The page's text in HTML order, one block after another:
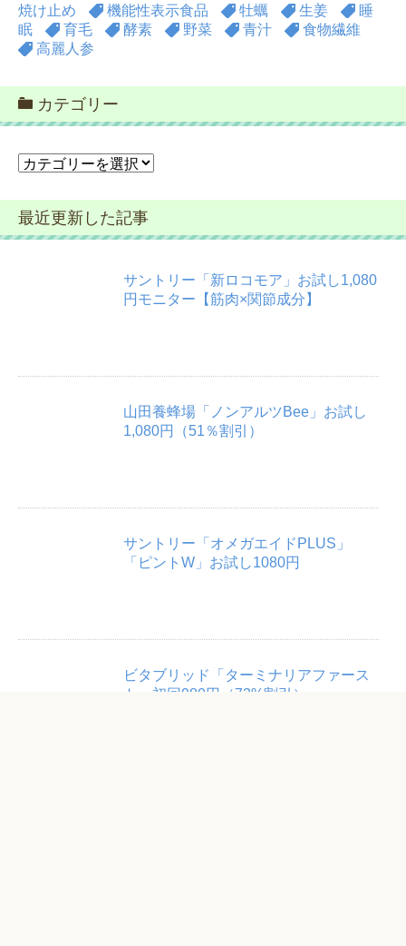
焼け止め
機能性表示食品 牡蠣 生姜
睡
眠
育毛 酵素 野菜 青汁
食物繊維
高麗人参
カテゴリー
カ
ゴ
リ
ー
最近更新した記事
サントリー「新ロコモア」お試し1,080
円モニター【筋肉×関節成分】
山田養蜂場「ノンアルツBee」お試し
1,080円（51％割引）
サントリー「オメガエイドPLUS」
「ピントW」お試し1080円
ビタブリッド「ターミナリアファース
ト」初回980円（73%割引）